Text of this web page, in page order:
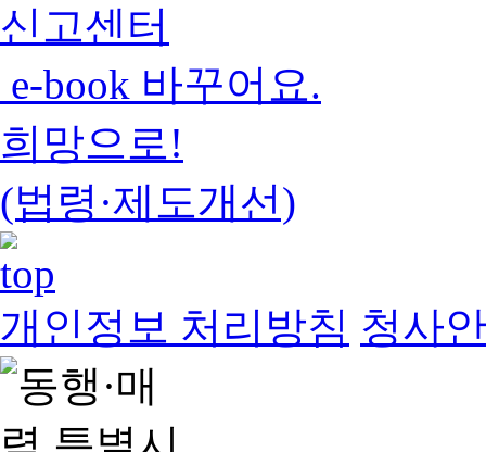
신고센터
e-book 바꾸어요.
희망으로!
(법령·제도개선)
개인정보 처리방침 청사